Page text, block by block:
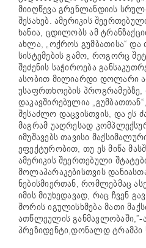
მიიღწევა გრენლანდიის
შესახებ. ამერიკის
ხანია, ცდილობს ამ
ახლა, „ოქროს გუმბათისა“
სისტემების გამო, როგორც
შეძენის საჭიროება
ასობით მილიარდი დოლარი
უსაფრთხოების
დაკავშირებულია
შესაძლო დაცვისთვის, და ეს
მაგრამ უაღრესად
იმუშავებს თავისი
ეფექტურობით, თუ ეს მიწა
ამერიკის შეერთებული
მოლაპარაკებისთვის
ნებისმიერთან, რომლებმაც
იმის მიუხედავად, რაც ჩვენ
შორის იგულისხმება მათი
ათწლეულის განმავლობაში,”-
პრეზიდენტი,დონალდ